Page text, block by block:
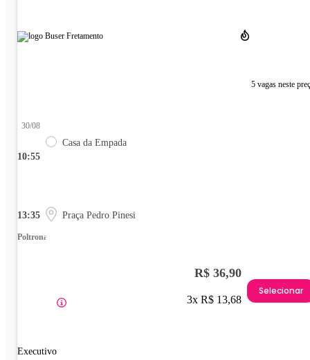
5 vagas neste
10:55
30/08
Casa da Empada
13:35 Praça Pedro Pinesi
Poltrona
Executivo
R$ 36,90
3x R$ 13,68
Selecionar